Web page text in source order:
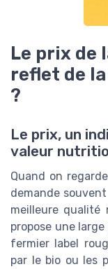
Le prix de
reflet de
?
Le prix, un
valeur
Quand on
demande
meilleure qualité
propose une
fermier label
par le bio ou les